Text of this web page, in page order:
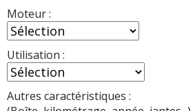
Moteur :
Utilisation :
Autres caractéristiques :